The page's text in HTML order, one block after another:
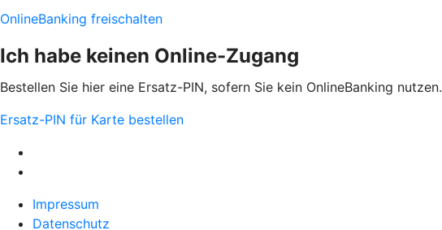
OnlineBanking freischalten
Ich habe keinen Online-Zugang
Bestellen Sie hier eine Ersatz-PIN, sofern Sie kein OnlineBanking nutzen.
Ersatz-PIN für Karte bestellen
Impressum
Datenschutz